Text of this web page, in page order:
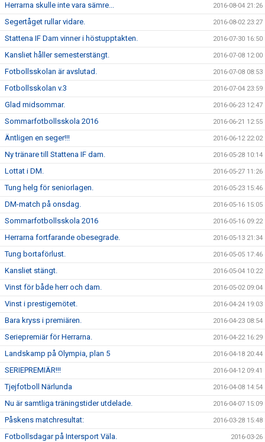
Herrarna skulle inte vara sämre... 2016-08-04 21:26
Segertåget rullar vidare. 2016-08-02 23:27
Stattena IF Dam vinner i höstupptakten. 2016-07-30 16:50
Kansliet håller semesterstängt. 2016-07-08 12:00
Fotbollsskolan är avslutad. 2016-07-08 08:53
Fotbollsskolan v.3 2016-07-04 23:59
Glad midsommar. 2016-06-23 12:47
Sommarfotbollsskola 2016 2016-06-21 12:55
Äntligen en seger!!! 2016-06-12 22:02
Ny tränare till Stattena IF dam. 2016-05-28 10:14
Lottat i DM. 2016-05-27 11:26
Tung helg för seniorlagen. 2016-05-23 15:46
DM-match på onsdag. 2016-05-16 15:05
Sommarfotbollsskola 2016 2016-05-16 09:22
Herrarna fortfarande obesegrade. 2016-05-13 21:34
Tung bortaförlust. 2016-05-05 17:46
Kansliet stängt. 2016-05-04 10:22
Vinst för både herr och dam. 2016-05-02 09:04
Vinst i prestigemötet. 2016-04-24 19:03
Bara kryss i premiären. 2016-04-23 08:54
Seriepremiär för Herrarna. 2016-04-22 16:29
Landskamp på Olympia, plan 5 2016-04-18 20:44
SERIEPREMIÄR!!! 2016-04-12 09:41
Tjejfotboll Närlunda 2016-04-08 14:54
Nu är samtliga träningstider utdelade. 2016-04-07 15:09
Påskens matchresultat: 2016-03-28 15:48
Fotbollsdagar på Intersport Väla. 2016-03-26